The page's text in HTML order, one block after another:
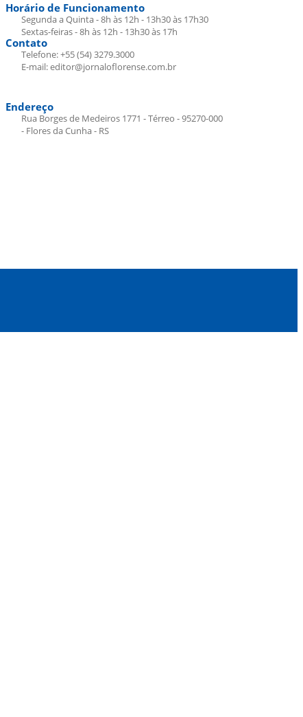
Horário de Funcionamento
Segunda a Quinta - 8h às 12h - 13h30 às 17h30
Sextas-feiras - 8h às 12h - 13h30 às 17h
Contato
Telefone: +55 (54) 3279.3000
E-mail: editor@jornaloflorense.com.br
Endereço
Rua Borges de Medeiros 1771 - Térreo - 95270-000
- Flores da Cunha - RS